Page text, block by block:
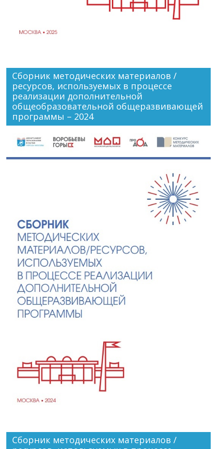
Сборник методических материалов /
ресурсов, используемых в процессе
реализации дополнительной
общеобразовательной общеразвивающей
программы – 2024
Сборник методических материалов /